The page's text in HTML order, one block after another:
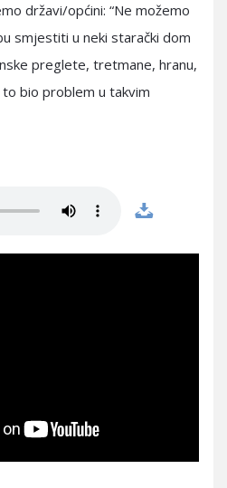
državi/općini: “Ne možemo
smjestiti u neki starački dom
preglete, tretmane, hranu,
to bio problem u takvim